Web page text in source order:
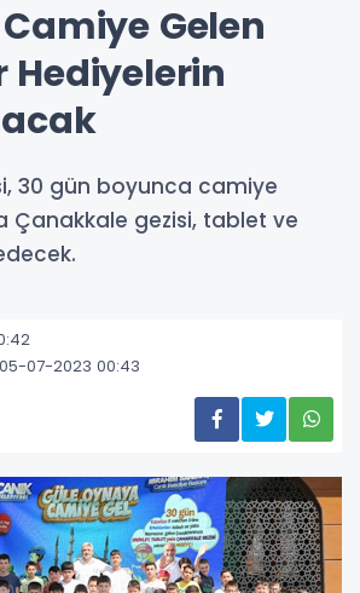
Gelen
Hediyelerin
30 gün boyunca camiye
Çanakkale gezisi, tablet ve
07-2023 00:43